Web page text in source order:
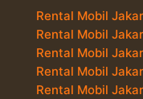
Rental Mobil
Rental Mobil
Rental Mobil
Rental Mobil
Rental Mobil